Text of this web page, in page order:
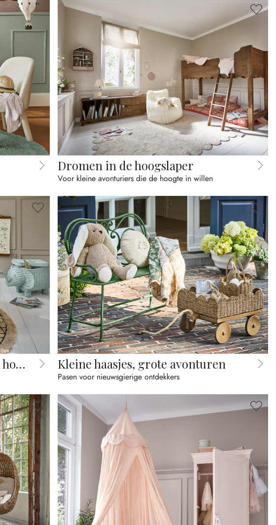
Dromen in de hoogslaper
Voor kleine avonturiers die de hoogte in willen
Voor kleine avonturiers die de hoogte in willen Kleine haasjes, grote avonturen
Pasen voor nieuwsgierige ontdekkers